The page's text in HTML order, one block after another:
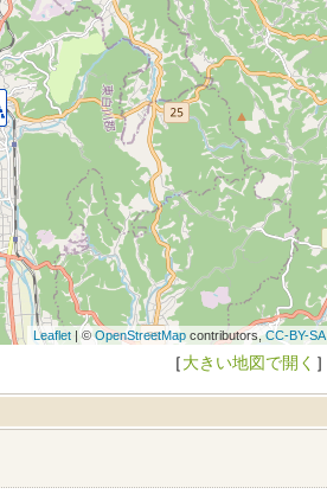
Leaflet| ©OpenStreetMapcontributors, CC-BY-SA
［大きい地図で開く ］